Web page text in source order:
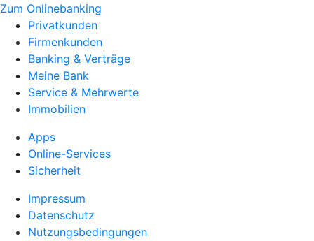
Zum Onlinebanking
Privatkunden
Firmenkunden
Banking & Verträge
Meine Bank
Service & Mehrwerte
Immobilien
Apps
Online-Services
Sicherheit
Impressum
Datenschutz
Nutzungsbedingungen